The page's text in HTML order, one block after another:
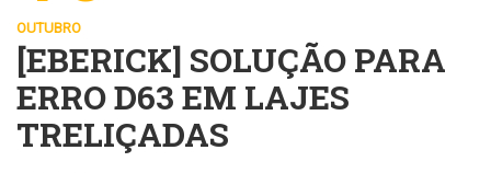
OUTUBRO
[EBERICK] SOLUÇÃO PARA
ERRO D63 EM LAJES
TRELIÇADAS